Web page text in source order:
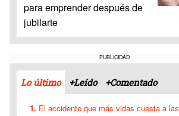
para emprender después de
jubilarte
PUBLICIDAD
Lo último +Leído +Comentado
El accidente que más vidas cuesta a las